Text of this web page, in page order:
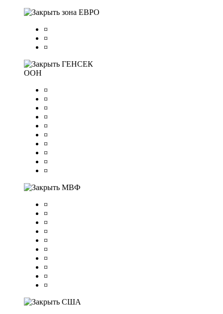
зона ЕВРО
¤
¤
¤
ГЕНСЕК
ООН
¤
¤
¤
¤
¤
¤
¤
¤
¤
¤
МВФ
¤
¤
¤
¤
¤
¤
¤
¤
¤
¤
США